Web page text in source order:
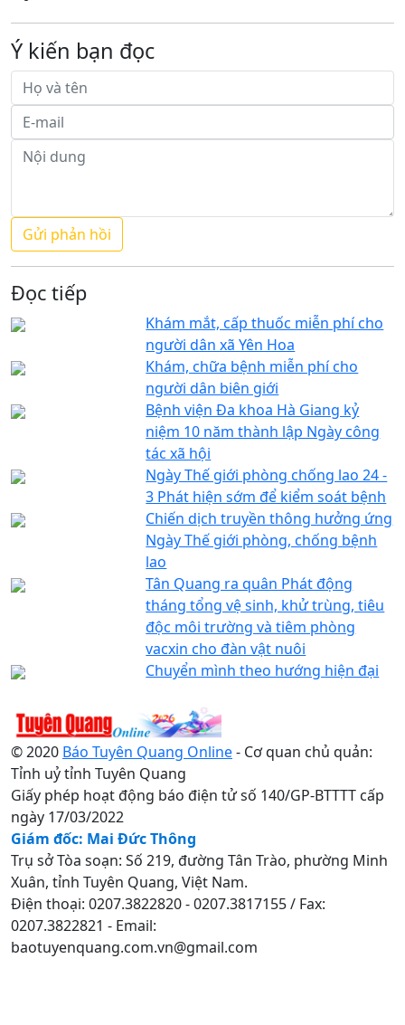
Ý kiến bạn đọc
Đọc tiếp
Khám mắt, cấp thuốc miễn phí cho
người dân xã Yên Hoa
Khám, chữa bệnh miễn phí cho
người dân biên giới
Bệnh viện Đa khoa Hà Giang kỷ
niệm 10 năm thành lập Ngày công
tác xã hội
Ngày Thế giới phòng chống lao 24 -
3 Phát hiện sớm để kiểm soát bệnh
Chiến dịch truyền thông hưởng ứng
Ngày Thế giới phòng, chống bệnh
lao
Tân Quang ra quân Phát động
tháng tổng vệ sinh, khử trùng, tiêu
độc môi trường và tiêm phòng
vacxin cho đàn vật nuôi
Chuyển mình theo hướng hiện đại
© 2020 Báo Tuyên Quang Online- Cơ quan chủ quản:
Tỉnh uỷ tỉnh Tuyên Quang
Giấy phép hoạt động báo điện tử số 140/GP-BTTTT cấp
ngày 17/03/2022
Giám đốc: Mai Đức Thông
Trụ sở Tòa soạn: Số 219, đường Tân Trào, phường Minh
Xuân, tỉnh Tuyên Quang, Việt Nam.
Điện thoại: 0207.3822820 - 0207.3817155 / Fax:
0207.3822821 - Email:
baotuyenquang.com.vn@gmail.com